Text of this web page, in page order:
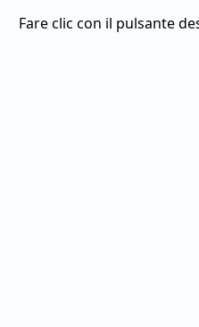
Fare clic con il pulsante